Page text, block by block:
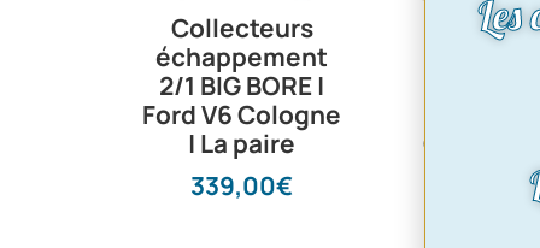
Collecteurs
échappement
2/1 BIG BORE |
Ford V6 Cologne
| La paire
339,00€
V6
Coté
Occasion
75,00